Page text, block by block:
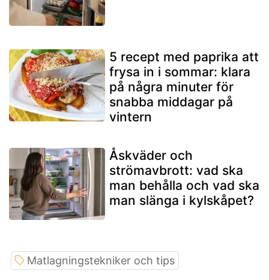
5 recept med paprika att
frysa in i sommar: klara
på några minuter för
snabba middagar på
vintern
Åskväder och
strömavbrott: vad ska
man behålla och vad ska
man slänga i kylskåpet?
Matlagningstekniker och tips